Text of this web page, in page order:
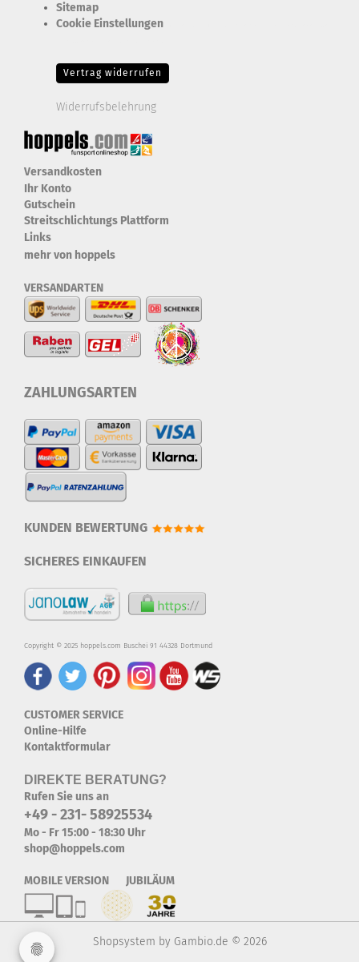
Sitemap
Cookie Einstellungen
Vertrag widerrufen
Widerrufsbelehrung
Versandkosten
Ihr Konto
Gutschein
Streitschlichtungs Plattform
Links
mehr von hoppels
VERSANDARTEN
ZAHLUNGSARTEN
KUNDEN BEWERTUNG
SICHERES EINKAUFEN
Copyright © 2025 hoppels.com Buschei 91 44328 Dortmund
CUSTOMER SERVICE
Online-Hilfe
Kontaktformular
DIREKTE BERATUNG?
Rufen Sie uns an
+49 - 231- 58925534
Mo - Fr 15:00 - 18:30 Uhr
shop@hoppels.com
MOBILE VERSION JUBILÄUM
Shopsystem by Gambio.de © 2026